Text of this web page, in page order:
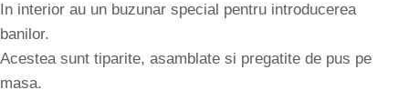
In interior au un buzunar special pentru introducerea
banilor.
Acestea sunt tiparite, asamblate si pregatite de pus pe
masa.